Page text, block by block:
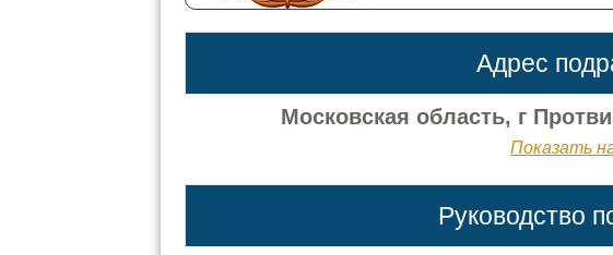
Адрес
Московская область, г
Показать
Руководство